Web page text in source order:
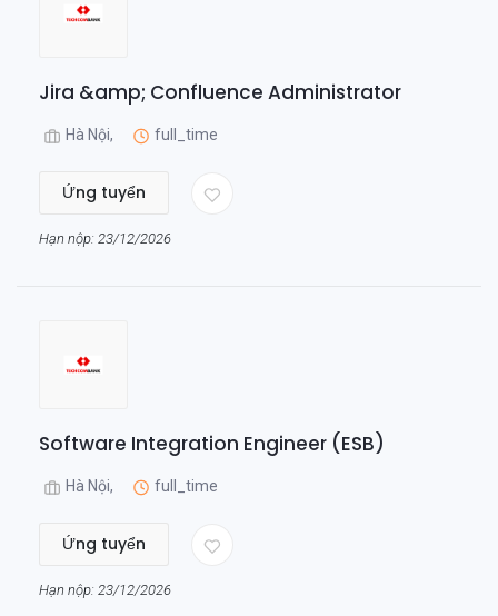
Jira &amp; Confluence Administrator
Hà Nội, full_time
Ứng tuyển
Hạn nộp: 23/12/2026
Software Integration Engineer (ESB)
Hà Nội, full_time
Ứng tuyển
Hạn nộp: 23/12/2026